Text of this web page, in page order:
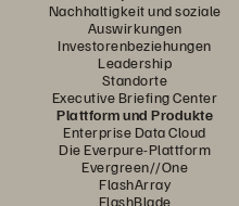
Nachhaltigkeit und soziale
Auswirkungen
Investorenbeziehungen
Leadership
Standorte
Executive Briefing Center
Plattform und Produkte
Enterprise Data Cloud
Die Everpure-Plattform
Evergreen//One
FlashArray
FlashBlade